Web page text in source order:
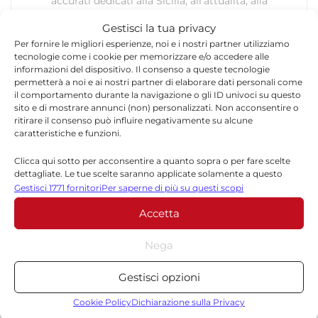
Gestisci la tua privacy
Per fornire le migliori esperienze, noi e i nostri partner utilizziamo
tecnologie come i cookie per memorizzare e/o accedere alle
informazioni del dispositivo. Il consenso a queste tecnologie
permetterà a noi e ai nostri partner di elaborare dati personali come
il comportamento durante la navigazione o gli ID univoci su questo
sito e di mostrare annunci (non) personalizzati. Non acconsentire o
ritirare il consenso può influire negativamente su alcune
caratteristiche e funzioni.
Clicca qui sotto per acconsentire a quanto sopra o per fare scelte
dettagliate. Le tue scelte saranno applicate solamente a questo
sito. È possibile modificare le impostazioni in qualsiasi momento,
compreso il ritiro del consenso, utilizzando i pulsanti della Cookie
Policy o cliccando sul pulsante di gestione del consenso nella parte
inferiore dello schermo.
Statistiche
Archiviare informazioni su dispositivo e/o accedervi, Misurare le
prestazioni degli annunci, Misurare le prestazioni dei contenuti,
Gestisci 1771 fornitoriPer saperne di più su questi scopi
Accetta
Nega
Gestisci opzioni
Cookie PolicyDichiarazione sulla Privacy
team dinamico e indipendente che garantisce
qualità, tempestività e affidabilità.
Lascia un commento
Il tuo indirizzo email non sarà pubblicato. I campi
obbligatori sono contrassegnati*